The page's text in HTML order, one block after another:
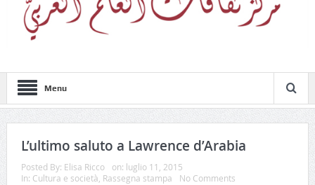
Menu
L’ultimo saluto a Lawrence d’Arabia
Posted By: Elisa Ricco on: luglio 11, 2015
In: Cultura e società, Rassegna stampa No Comments